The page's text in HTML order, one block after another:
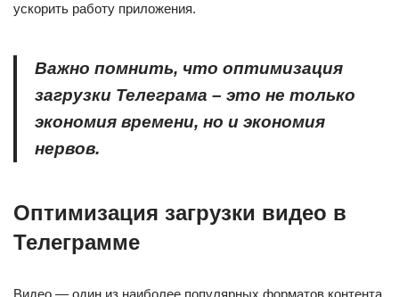
ускорить работу приложения.
Важно помнить, что оптимизация
загрузки Телеграма – это не только
экономия времени, но и экономия
нервов.
Оптимизация загрузки видео в
Телеграмме
Видео — один из наиболее популярных форматов контента